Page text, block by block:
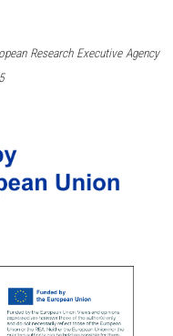
Research Executive Agency